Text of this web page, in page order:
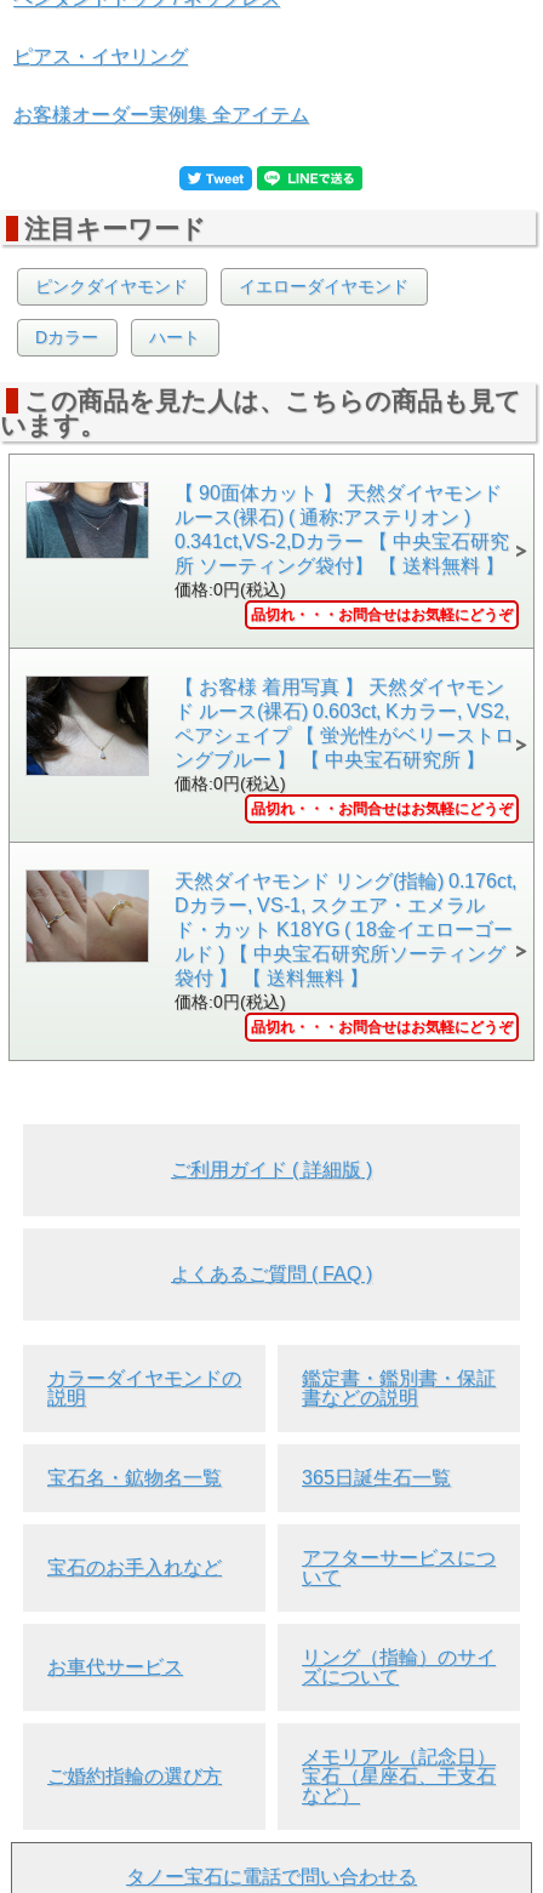
▲ソーティング画像中央
ティング袋をつけて発送致
します。
▲ルースケース
スには含まれません。
●ナチュラルのダイヤモンドです。
ナチュラルとは、ダイヤモンドそのものもカラーも、全て
天然で本物であると鑑定されたダイヤモンドのことを言い
ます。
●カラーは、Kカラーですのでほんのり淡いレモンイエロ
ーですが、テリがありキレイです。
●エメラルドカットならではのストレートな直線・シャー
プな四角形の世界を堪能できるルースです。まるで規則正
しく美しい数学の世界に迷い込んだかのようです。
●エメラルドカットのダイヤモンドは、透明の世界に引き
ずり込まれていくような不思議な感覚を受けます。
●蛍光が「ストロングブルー」。
●ブラックライトなどにあてると、とても鮮やかな青色～
青白色になりますので、見ていて時間を忘れます。
なお、ブラックライトによって波長が色々あるため、波長
によって色調が多少違って見えます。
●またおそらく燐光性もあると思います。ブラックライト
を消した後もほんの数秒程度ですが、ぼわーっとした光を
放ちます。ほんとに弱い光なので、部屋は真っ暗にしてご
覧いただければと思います。
●ソーティング袋からは分かりませんが、ポリッシュ(研磨
状態)もシンメトリー(対称性)も「ベリーグッド」の評価。
このおかげで美しい数学の世界のような気がするのかもし
れません。
●クラリティは「VVS-2」。
●0.3ct台と大きさも十分。リングやペンダントや片耳用ピ
アスや片耳用イヤリング、またこだわりのエンゲージリン
グ(婚約指輪)への加工も承ります(別料金)。
ジュエリー加工を全て見る・婚約指輪の選び
方・お客様オーダー実例集
キーワードから見る>>
ダイヤモンド・ルース(裸石)
カラー
Kカラー
色の起源
カット・シェ
Emerald Cut ( エメラルド・カット )
寸法
5.20 × 3.34 × 1.98 mm
●ソーティング袋 ( 中央宝石研究所発行 )
●ルースケース
納期は、約1～2週間延長されます。
商品と鑑定書をご一緒に発送致します。
鑑定書ご注文ページ
重要なお知らせ
●こちらの商品は、返品・交換・キャンセル等は一切お断
ピアス・イヤリング
お客様オーダー実例集 全アイテム
注目キーワード
ピンクダイヤモンド イエローダイヤモンド
Dカラー ハート
この商品を見た人は、こちらの商品も見て
います。
【 90面体カット 】 天然ダイヤモンド
ルース(裸石) ( 通称:アステリオン )
0.341ct,VS-2,Dカラー 【 中央宝石研究
所 ソーティング袋付】 【 送料無料 】
価格:0円(税込)
品切れ・・・お問合せはお気軽にどうぞ
【 お客様 着用写真 】 天然ダイヤモン
ド ルース(裸石) 0.603ct, Kカラー, VS2,
ペアシェイプ 【 蛍光性がベリーストロ
ングブルー 】 【 中央宝石研究所 】
価格:0円(税込)
品切れ・・・お問合せはお気軽にどうぞ
天然ダイヤモンド リング(指輪) 0.176ct,
Dカラー, VS-1, スクエア・エメラル
ド・カット K18YG ( 18金イエローゴー
ルド ) 【 中央宝石研究所ソーティング
袋付 】 【 送料無料 】
価格:0円(税込)
品切れ・・・お問合せはお気軽にどうぞ
ご利用ガイド ( 詳細版 )
よくあるご質問 ( FAQ )
カラーダイヤモンドの
説明
鑑定書・鑑別書・保証
書などの説明
宝石名・鉱物名一覧 365日誕生石一覧
宝石のお手入れなど
アフターサービスにつ
いて
お車代サービス
リング（指輪）のサイ
ズについて
ご婚約指輪の選び方
メモリアル（記念日）
宝石（星座石、干支石
など）
タノー宝石に電話で問い合わせる